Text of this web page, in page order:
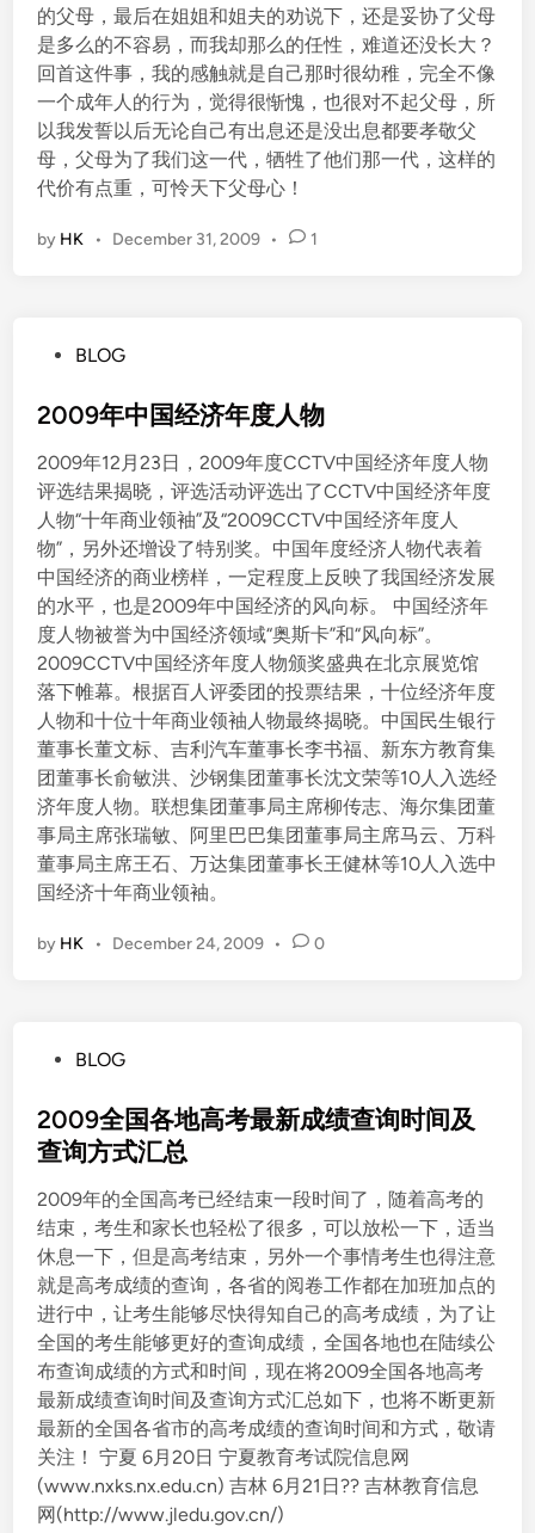
的父母，最后在姐姐和姐夫的劝说下，还是妥协了父母
是多么的不容易，而我却那么的任性，难道还没长大？
回首这件事，我的感触就是自己那时很幼稚，完全不像
一个成年人的行为，觉得很惭愧，也很对不起父母，所
以我发誓以后无论自己有出息还是没出息都要孝敬父
母，父母为了我们这一代，牺牲了他们那一代，这样的
代价有点重，可怜天下父母心！
by HK • December 31, 2009 • 1
s
e
d
i
n
BLOG
2009年中国经济年度人物
2009年12月23日，2009年度CCTV中国经济年度人物
评选结果揭晓，评选活动评选出了CCTV中国经济年度
人物“十年商业领袖”及“2009CCTV中国经济年度人
物”，另外还增设了特别奖。中国年度经济人物代表着
中国经济的商业榜样，一定程度上反映了我国经济发展
的水平，也是2009年中国经济的风向标。 中国经济年
度人物被誉为中国经济领域“奥斯卡”和“风向标”。
2009CCTV中国经济年度人物颁奖盛典在北京展览馆
落下帷幕。根据百人评委团的投票结果，十位经济年度
人物和十位十年商业领袖人物最终揭晓。中国民生银行
董事长董文标、吉利汽车董事长李书福、新东方教育集
团董事长俞敏洪、沙钢集团董事长沈文荣等10人入选经
济年度人物。联想集团董事局主席柳传志、海尔集团董
事局主席张瑞敏、阿里巴巴集团董事局主席马云、万科
董事局主席王石、万达集团董事长王健林等10人入选中
国经济十年商业领袖。
by HK • December 24, 2009 • 0
s
t
d
i
n
BLOG
2009全国各地高考最新成绩查询时间及
查询方式汇总
2009年的全国高考已经结束一段时间了，随着高考的
结束，考生和家长也轻松了很多，可以放松一下，适当
休息一下，但是高考结束，另外一个事情考生也得注意
就是高考成绩的查询，各省的阅卷工作都在加班加点的
进行中，让考生能够尽快得知自己的高考成绩，为了让
全国的考生能够更好的查询成绩，全国各地也在陆续公
布查询成绩的方式和时间，现在将2009全国各地高考
最新成绩查询时间及查询方式汇总如下，也将不断更新
最新的全国各省市的高考成绩的查询时间和方式，敬请
关注！ 宁夏 6月20日 宁夏教育考试院信息网
(www.nxks.nx.edu.cn) 吉林 6月21日?? 吉林教育信息
网(http://www.jledu.gov.cn/)